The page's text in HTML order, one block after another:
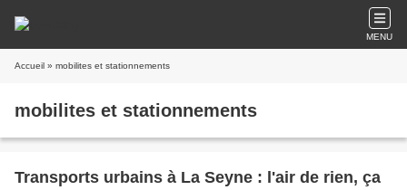
MENU
Accueil » mobilites et stationnements
mobilites et stationnements
Transports urbains à La Seyne : l'air de rien, ça